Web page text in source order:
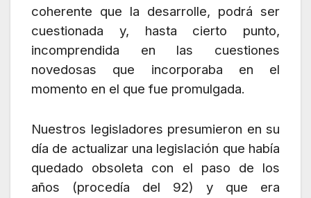
coherente que la desarrolle, podrá ser
cuestionada y, hasta cierto punto,
incomprendida en las cuestiones
novedosas que incorporaba en el
momento en el que fue promulgada.
Nuestros legisladores presumieron en su
día de actualizar una legislación que había
quedado obsoleta con el paso de los
años (procedía del 92) y que era